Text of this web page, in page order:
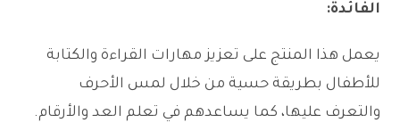
الفائدة:
يعمل هذا المنتج على تعزيز مهارات القراءة والكتابة
للأطفال بطريقة حسية من خلال لمس الأحرف
والتعرف عليها، كما يساعدهم في تعلم العد والأرقام.